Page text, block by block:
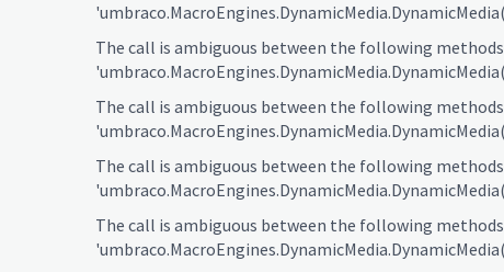
The call is ambiguous between the following
The call is ambiguous between the following
The call is ambiguous between the following
The call is ambiguous between the following